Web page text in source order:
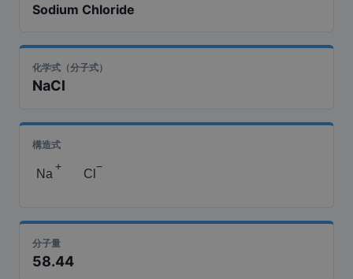
Sodium Chloride
化学式（分子式）
NaCl
構造式
Na
+
Cl
−
分子量
58.44